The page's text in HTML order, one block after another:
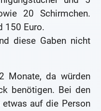
20 Schirmchen.
150 Euro.
diese Gaben nicht
Monate, da würden
benötigen. Bei den
auf die Person